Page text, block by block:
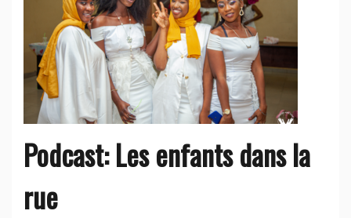
Podcast: Les enfants dans la
rue